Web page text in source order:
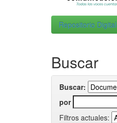
Repositorio
Buscar
Buscar:
por
Filtros actuales: